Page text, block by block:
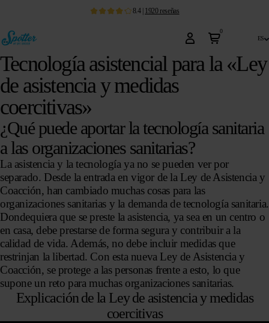
8.4| 1920 reseñas
0
es
Tecnología asistencial para la «Ley
de asistencia y medidas
coercitivas»
¿Qué puede aportar la tecnología sanitaria
a las organizaciones sanitarias?
La asistencia y la tecnología ya no se pueden ver por
separado. Desde la entrada en vigor de la Ley de Asistencia y
Coacción, han cambiado muchas cosas para las
organizaciones sanitarias y la demanda de tecnología sanitaria.
Dondequiera que se preste la asistencia, ya sea en un centro o
en casa, debe prestarse de forma segura y contribuir a la
calidad de vida. Además, no debe incluir medidas que
restrinjan la libertad. Con esta nueva Ley de Asistencia y
Coacción, se protege a las personas frente a esto, lo que
supone un reto para muchas organizaciones sanitarias.
Explicación de la Ley de asistencia y medidas
coercitivas